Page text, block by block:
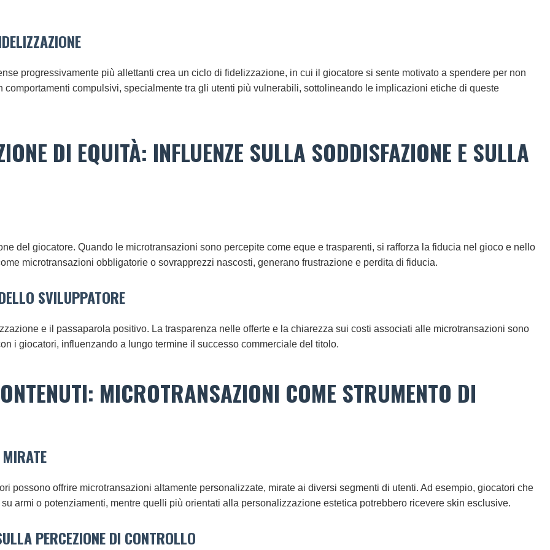
progressivamente più allettanti crea un ciclo di fidelizzazione, in cui il giocatore si sente motivato a spendere per non
compulsivi, specialmente tra gli utenti più vulnerabili, sottolineando le implicazioni etiche di queste
DI EQUITÀ: INFLUENZE SULLA SODDISFAZIONE E SULLA
del giocatore. Quando le microtransazioni sono percepite come eque e trasparenti, si rafforza la fiducia nel gioco e nello
microtransazioni obbligatorie o sovrapprezzi nascosti, generano frustrazione e perdita di fiducia.
SVILUPPATORE
e il passaparola positivo. La trasparenza nelle offerte e la chiarezza sui costi associati alle microtransazioni sono
i giocatori, influenzando a lungo termine il successo commerciale del titolo.
MICROTRANSAZIONI COME STRUMENTO DI
possono offrire microtransazioni altamente personalizzate, mirate ai diversi segmenti di utenti. Ad esempio, giocatori che
armi o potenziamenti, mentre quelli più orientati alla personalizzazione estetica potrebbero ricevere skin esclusive.
PERCEZIONE DI CONTROLLO